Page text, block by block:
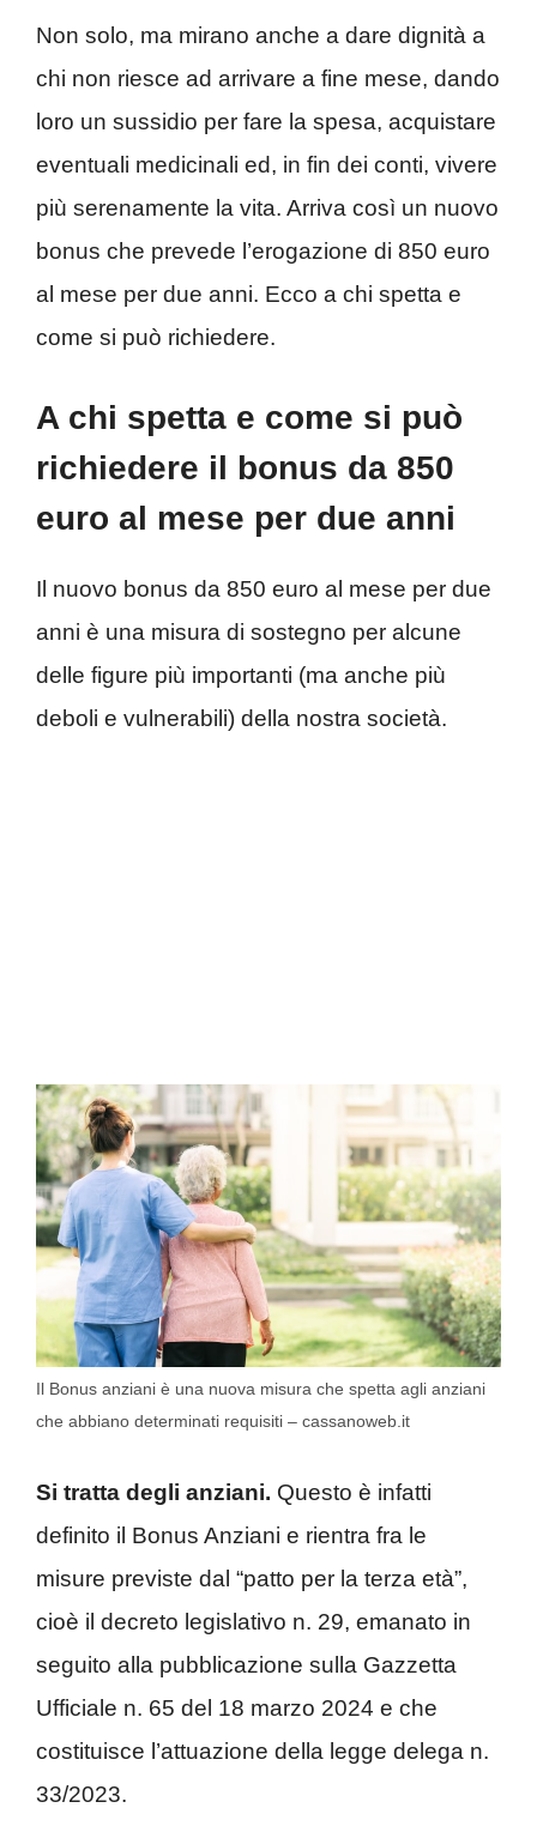
Non solo, ma mirano anche a dare dignità a
chi non riesce ad arrivare a fine mese, dando
loro un sussidio per fare la spesa, acquistare
eventuali medicinali ed, in fin dei conti, vivere
più serenamente la vita. Arriva così un nuovo
bonus che prevede l’erogazione di 850 euro
al mese per due anni. Ecco a chi spetta e
come si può richiedere.
A chi spetta e come si può
richiedere il bonus da 850
euro al mese per due anni
Il nuovo bonus da 850 euro al mese per due
anni è una misura di sostegno per alcune
delle figure più importanti (ma anche più
deboli e vulnerabili) della nostra società.
Il Bonus anziani è una nuova misura che spetta agli anziani
che abbiano determinati requisiti – cassanoweb.it
Si tratta degli anziani. Questo è infatti
definito il Bonus Anziani e rientra fra le
misure previste dal “patto per la terza età”,
cioè il decreto legislativo n. 29, emanato in
seguito alla pubblicazione sulla Gazzetta
Ufficiale n. 65 del 18 marzo 2024 e che
costituisce l’attuazione della legge delega n.
33/2023.